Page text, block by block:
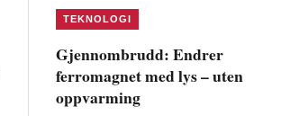
TEKNOLOGI
Gjennombrudd: Endrer
ferromagnet med lys – uten
oppvarming